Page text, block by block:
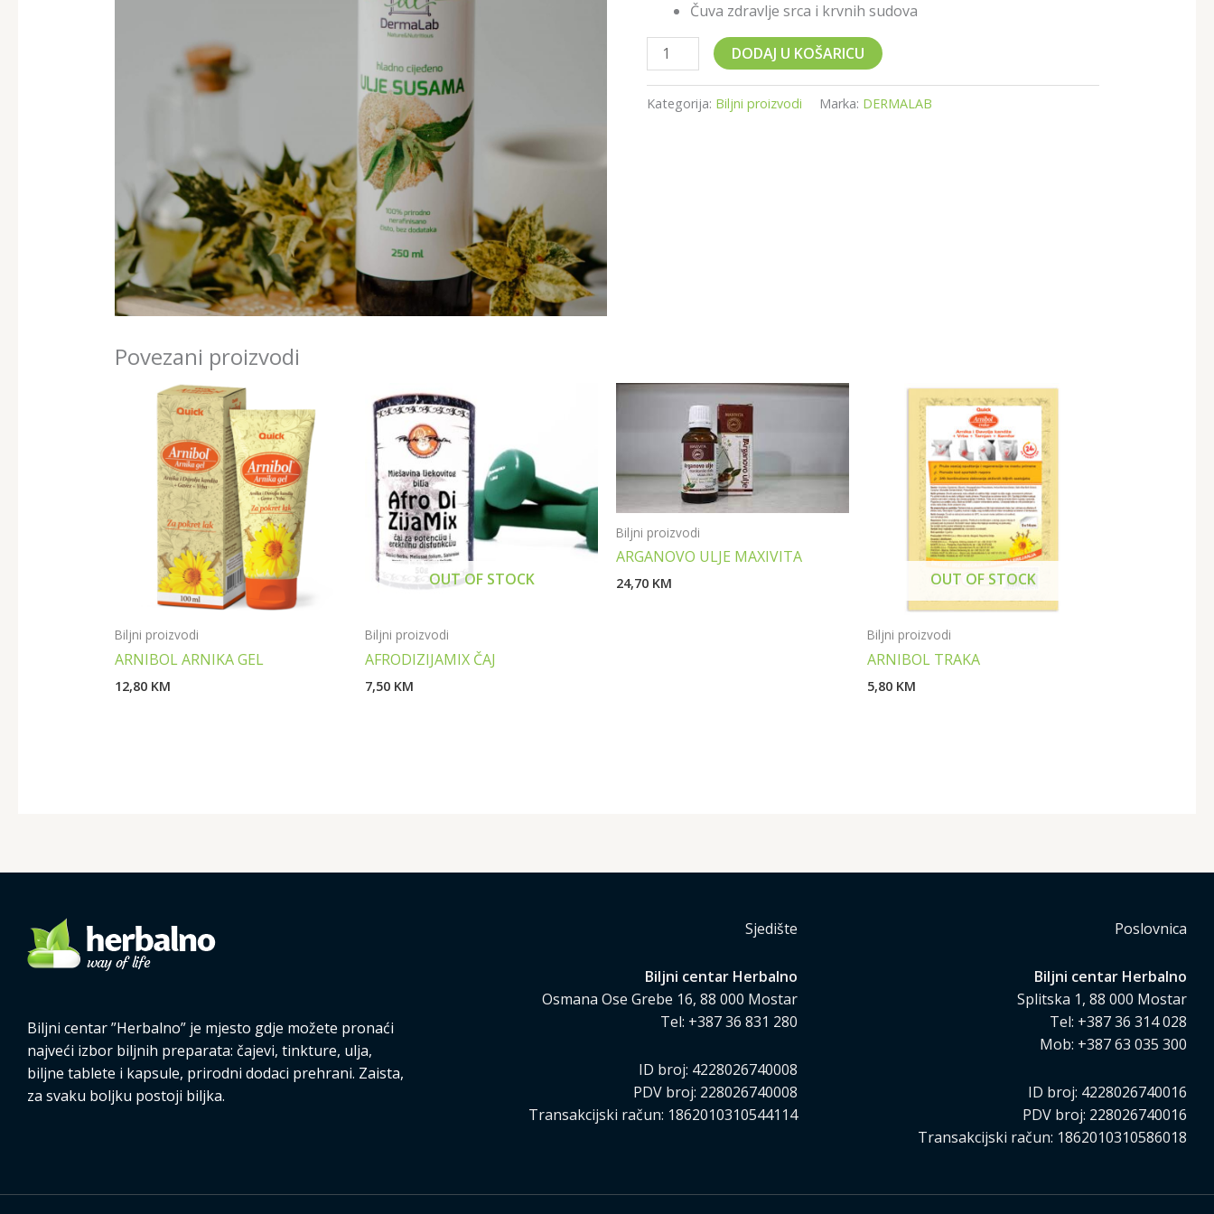
Čuva zdravlje srca i krvnih sudova
DODAJ U KOŠARICU
Kategorija: Biljni proizvodi Marka: DERMALAB
Povezani proizvodi
Biljni proizvodi
ARNIBOL ARNIKA GEL
12,80 KM
OUT OF STOCK
Biljni proizvodi
AFRODIZIJAMIX ČAJ
7,50 KM
Biljni proizvodi
ARGANOVO ULJE MAXIVITA
24,70 KM OUT OF STOCK
Biljni proizvodi
ARNIBOL TRAKA
5,80 KM
Biljni centar ”Herbalno” je mjesto gdje možete pronaći
najveći izbor biljnih preparata: čajevi, tinkture, ulja,
biljne tablete i kapsule, prirodni dodaci prehrani. Zaista,
za svaku boljku postoji biljka.
Sjedište
Biljni centar Herbalno
Osmana Ose Grebe 16, 88 000 Mostar
Tel: +387 36 831 280
ID broj: 4228026740008
PDV broj: 228026740008
Transakcijski račun: 1862010310544114
Poslovnica
Biljni centar Herbalno
Splitska 1, 88 000 Mostar
Tel: +387 36 314 028
Mob: +387 63 035 300
ID broj: 4228026740016
PDV broj: 228026740016
Transakcijski račun: 1862010310586018